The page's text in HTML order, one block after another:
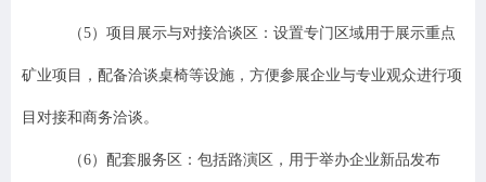
（5） 项目展示与对接洽谈区：设置专门区域用于展示重点
矿业项目，配备洽谈桌椅等设施，方便参展企业与专业观众进行项
目对接和商务洽谈。
（6） 配套服务区：包括路演区，用于举办企业新品发布